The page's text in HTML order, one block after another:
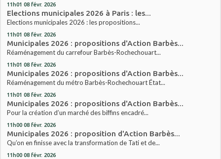
11h01 08 févr. 2026
Elections municipales 2026 à Paris : les...
Elections municipales 2026 : les propositions...
11h01 08 févr. 2026
Municipales 2026 : propositions d'Action Barbès...
Réaménagement du carrefour Barbès-Rochechouart...
11h01 08 févr. 2026
Municipales 2026 : propositions d'Action Barbès...
Réaménagement du métro Barbès-Rochechouart État...
11h01 08 févr. 2026
Municipales 2026 : propositions d'Action Barbès...
Pour la création d’un marché des biffins encadré...
11h00 08 févr. 2026
Municipales 2026 : proposition d'Action Barbès...
Qu’on en finisse avec la transformation de Tati et de...
11h00 08 févr. 2026